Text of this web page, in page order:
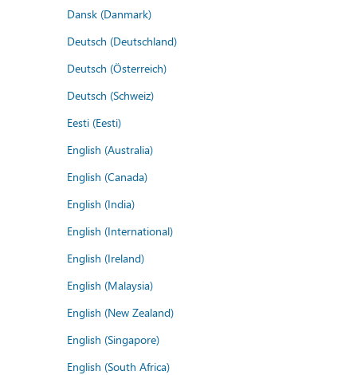
Dansk (Danmark)
Deutsch (Deutschland)
Deutsch (Österreich)
Deutsch (Schweiz)
Eesti (Eesti)
English (Australia)
English (Canada)
English (India)
English (International)
English (Ireland)
English (Malaysia)
English (New Zealand)
English (Singapore)
English (South Africa)